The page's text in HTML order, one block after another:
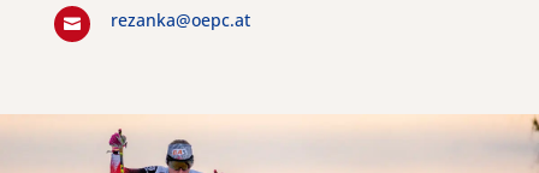
 rezanka@oepc.at